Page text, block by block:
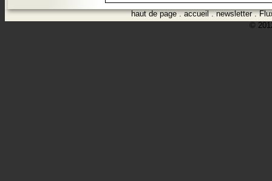
haut de page.accueil.newsletter.
©